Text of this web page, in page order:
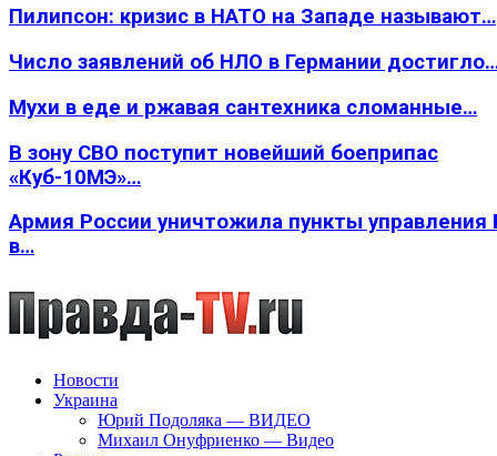
Пилипсон: кризис в НАТО на Западе называют…
Число заявлений об НЛО в Германии
Мухи в еде и ржавая сантехника сломанные…
В зону СВО поступит новейший боеприпас
«Куб-10МЭ»…
Армия России уничтожила пункты
в…
Новости
Украина
Юрий Подоляка — ВИДЕО
Михаил Онуфриенко — Видео